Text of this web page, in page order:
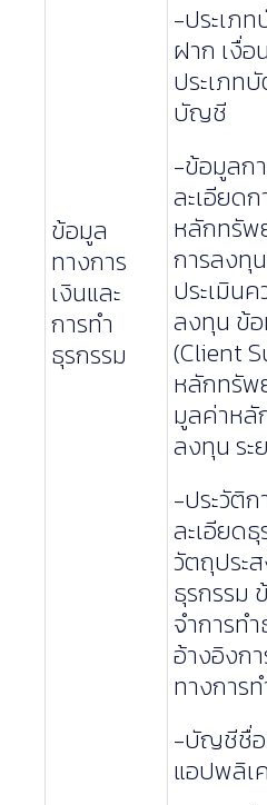
ข้อมูล
ทางการ
เงินและ
การทำ
ธุรกรรม
-ประเภท
ฝาก เงื่อ
ประเภท
บัญชี
-ข้อมูลก
ละเอียด
หลักทรัพ
การลงทุ
ประเมิน
ลงทุน ข้อ
(Client
หลักทรัพ
มูลค่าหลั
ลงทุน ระ
-ประวัติก
ละเอียด
วัตถุประ
ธุรกรรม
จำการท
อ้างอิงก
ทางการ
-บัญชีชื่อ
แอปพลิเ